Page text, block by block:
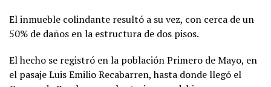
El inmueble colindante resultó a su vez, con cerca de un
50% de daños en la estructura de dos pisos.
El hecho se registró en la población Primero de Mayo, en
el pasaje Luis Emilio Recabarren, hasta donde llegó el